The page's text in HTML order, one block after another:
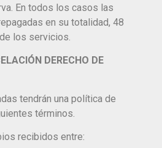
En todos los casos las
en su totalidad, 48
los servicios.
DERECHO DE
tendrán una política de
términos.
recibidos entre: